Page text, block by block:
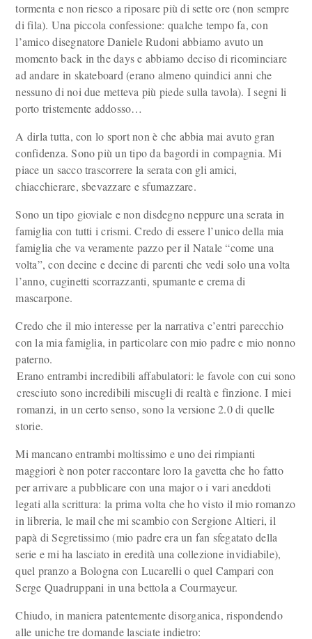
tormenta e non riesco a riposare più di sette ore (non sempre
di fila). Una piccola confessione: qualche tempo fa, con
l’amico disegnatore Daniele Rudoni abbiamo avuto un
momento back in the days e abbiamo deciso di ricominciare
ad andare in skateboard (erano almeno quindici anni che
nessuno di noi due metteva più piede sulla tavola). I segni li
porto tristemente addosso…
A dirla tutta, con lo sport non è che abbia mai avuto gran
confidenza. Sono più un tipo da bagordi in compagnia. Mi
piace un sacco trascorrere la serata con gli amici,
chiacchierare, sbevazzare e sfumazzare.
Sono un tipo gioviale e non disdegno neppure una serata in
famiglia con tutti i crismi. Credo di essere l’unico della mia
famiglia che va veramente pazzo per il Natale “come una
volta”, con decine e decine di parenti che vedi solo una volta
l’anno, cuginetti scorrazzanti, spumante e crema di
mascarpone.
Credo che il mio interesse per la narrativa c’entri parecchio
con la mia famiglia, in particolare con mio padre e mio nonno
paterno.
Erano entrambi incredibili affabulatori: le favole con cui sono
cresciuto sono incredibili miscugli di realtà e finzione. I miei
romanzi, in un certo senso, sono la versione 2.0 di quelle
storie.
Mi mancano entrambi moltissimo e uno dei rimpianti
maggiori è non poter raccontare loro la gavetta che ho fatto
per arrivare a pubblicare con una major o i vari aneddoti
legati alla scrittura: la prima volta che ho visto il mio romanzo
in libreria, le mail che mi scambio con Sergione Altieri, il
papà di Segretissimo (mio padre era un fan sfegatato della
serie e mi ha lasciato in eredità una collezione invidiabile),
quel pranzo a Bologna con Lucarelli o quel Campari con
Serge Quadruppani in una bettola a Courmayeur.
Chiudo, in maniera patentemente disorganica, rispondendo
alle uniche tre domande lasciate indietro: